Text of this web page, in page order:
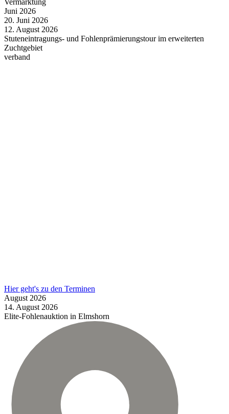
Vermarktung
Juni 2026
20. Juni 2026
12. August 2026
Stuteneintragungs- und Fohlenprämierungstour im erweiterten
Zuchtgebiet
verband
Hier geht's zu den Terminen
August 2026
14. August 2026
Elite-Fohlenauktion in Elmshorn